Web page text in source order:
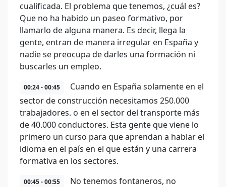
cualificada. El problema que tenemos, ¿cuál es?
Que no ha habido un paseo formativo, por
llamarlo de alguna manera. Es decir, llega la
gente, entran de manera irregular en España y
nadie se preocupa de darles una formación ni
buscarles un empleo.
00:24 - 00:45
Cuando en España solamente en el
sector de construcción necesitamos 250.000
trabajadores. o en el sector del transporte más
de 40.000 conductores. Esta gente que viene lo
primero un curso para que aprendan a hablar el
idioma en el país en el que están y una carrera
formativa en los sectores.
00:45 - 00:55
No tenemos fontaneros, no